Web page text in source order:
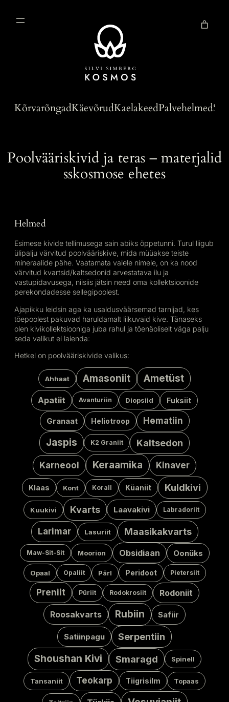
KõrvarõngadKäevõrudKaelakeedPalvehelmed
Poolvääriskivid ja teras – materjalid
sskosmose ehetes
Helmed
Esimese kivide tellimusega sain abiks õppetunni. Turul liigub
ülipalju värvitud poolvääriskive, mida müüakse teiste
mineraalide pähe. Vaatamata valele nimele, on ka nood
värvitud kvartsid/kaltsedonid arvestatava ilu ja
vastupidavusega, niisiis jätsin need oma kollektsioonide
perekondadesse sellegipoolest.
Ajapikku leidsin aga ka usaldusväärsemad tarnijad, kes
tõepoolest pakuvad haruldamalt liikuvaid kive. Tänaseks
olen kivikollektsiooniga juba rahul ja tõenäoliselt väga palju
seda valikut ei laienda:
Hetkel on poolvääriskivide valikus:
Ahhaat Amasoniit Ametüst
Apatiit Avanturiin Diopsiid Fuksiit
Granaat Heliotroop Hematiin
Jaspis K2 Graniit Kaltsedon
Karneool Keraamika Kinaver
Klaas Kont Korall Küaniit Kuldkivi
Kuukivi Kvarts Laavakivi Labradoriit
Larimar Lasuriit Maasikakvarts
Maw-Sit-Sit Moorion Obsidiaan Oonüks
Opaal Opaliit Pärl Peridoot Pietersiit
Preniit Püriit Rodokrosiit Rodoniit
Roosakvarts Rubiin Safiir
Satiinpagu Serpentiin
Shoushan Kivi Smaragd Spinell
Tansaniit Teokarp Tiigrisilm Topaas